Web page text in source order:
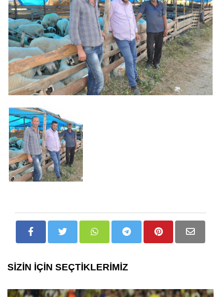
SİZİN İÇİN SEÇTİKLERİMİZ